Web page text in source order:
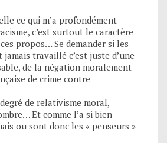
ce qui m’a profondément
c’est surtout le caractère
propos… Se demander si les
travaillé c’est juste d’une
de la négation moralement
de crime contre
de relativisme moral,
Et comme l’a si bien
ou sont donc les « penseurs »